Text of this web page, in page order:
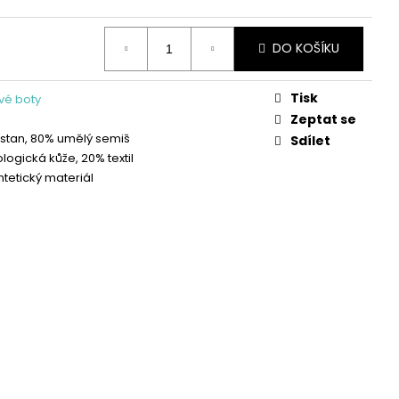
DO KOŠÍKU
boty
80% umělý semiš
kůže, 20% textil
materiál
Tisk
Zeptat se
Sdílet
SHOES